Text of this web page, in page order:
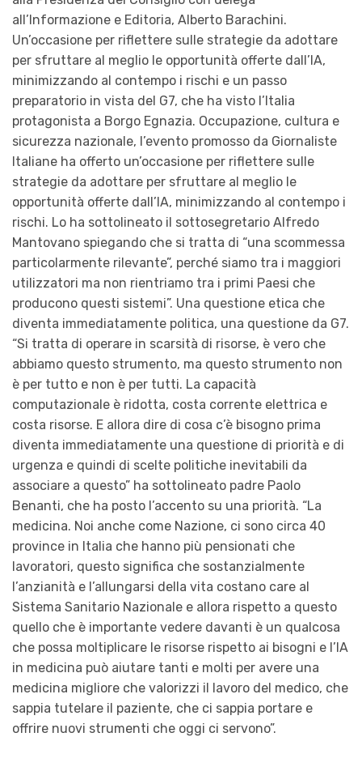
all’Informazione e Editoria, Alberto Barachini.
Un’occasione per riflettere sulle strategie da adottare
per sfruttare al meglio le opportunità offerte dall’IA,
minimizzando al contempo i rischi e un passo
preparatorio in vista del G7, che ha visto l’Italia
protagonista a Borgo Egnazia. Occupazione, cultura e
sicurezza nazionale, l’evento promosso da Giornaliste
Italiane ha offerto un’occasione per riflettere sulle
strategie da adottare per sfruttare al meglio le
opportunità offerte dall’IA, minimizzando al contempo i
rischi. Lo ha sottolineato il sottosegretario Alfredo
Mantovano spiegando che si tratta di “una scommessa
particolarmente rilevante”, perché siamo tra i maggiori
utilizzatori ma non rientriamo tra i primi Paesi che
producono questi sistemi”. Una questione etica che
diventa immediatamente politica, una questione da G7.
“Si tratta di operare in scarsità di risorse, è vero che
abbiamo questo strumento, ma questo strumento non
è per tutto e non è per tutti. La capacità
computazionale è ridotta, costa corrente elettrica e
costa risorse. E allora dire di cosa c’è bisogno prima
diventa immediatamente una questione di priorità e di
urgenza e quindi di scelte politiche inevitabili da
associare a questo” ha sottolineato padre Paolo
Benanti, che ha posto l’accento su una priorità. “La
medicina. Noi anche come Nazione, ci sono circa 40
province in Italia che hanno più pensionati che
lavoratori, questo significa che sostanzialmente
l’anzianità e l’allungarsi della vita costano care al
Sistema Sanitario Nazionale e allora rispetto a questo
quello che è importante vedere davanti è un qualcosa
che possa moltiplicare le risorse rispetto ai bisogni e l’IA
in medicina può aiutare tanti e molti per avere una
medicina migliore che valorizzi il lavoro del medico, che
sappia tutelare il paziente, che ci sappia portare e
offrire nuovi strumenti che oggi ci servono”.